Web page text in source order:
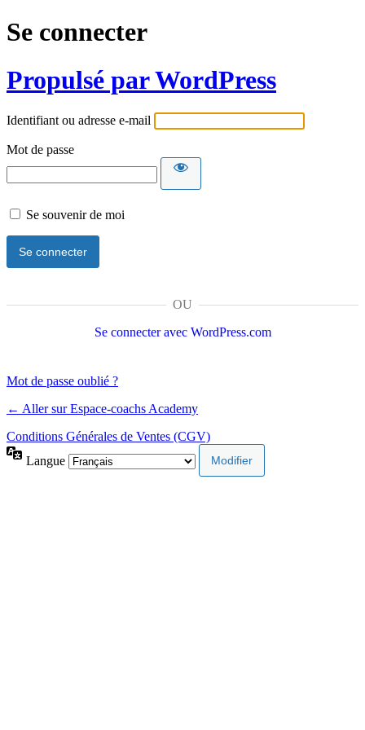
Se connecter
Propulsé par WordPress
Identifiant ou adresse e-mail
Mot de passe
Se souvenir de moi
OU
Se connecter avec WordPress.com
Mot de passe oublié ?
← Aller sur Espace-coachs Academy
Conditions Générales de Ventes (CGV)
Langue